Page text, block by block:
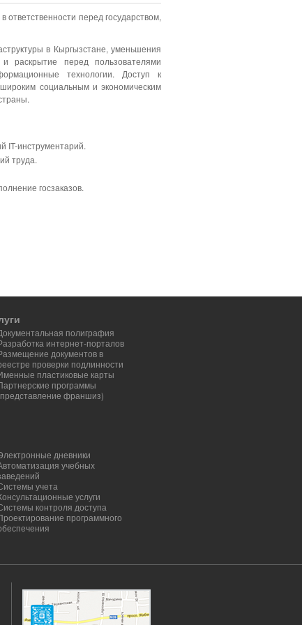
ответственности перед государством,
в Кыргызстане, уменьшения
раскрытие перед пользователями
технологии. Доступ к
социальным и экономическим
IT-инструментарий.
труда.
госзаказов.
полиграфия
интернет-порталов
документов в
проверки подлинности
пластиковые карты
программы
франшиз)
дневники
учебных
учета
услуги
контроля доступа
программного